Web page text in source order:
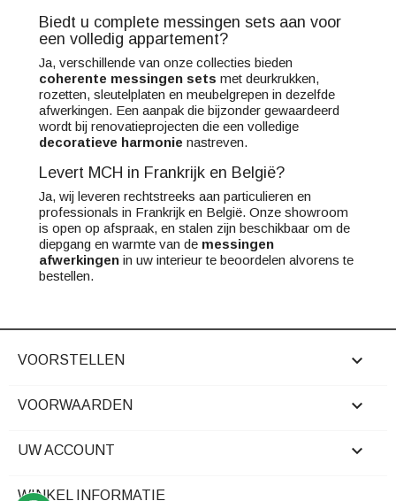
Biedt u complete messingen sets aan voor
een volledig appartement?
Ja, verschillende van onze collecties bieden
coherente messingen sets met deurkrukken,
rozetten, sleutelplaten en meubelgrepen in dezelfde
afwerkingen. Een aanpak die bijzonder gewaardeerd
wordt bij renovatieprojecten die een volledige
decoratieve harmonie nastreven.
Levert MCH in Frankrijk en België?
Ja, wij leveren rechtstreeks aan particulieren en
professionals in Frankrijk en België. Onze showroom
is open op afspraak, en stalen zijn beschikbaar om de
diepgang en warmte van de messingen
afwerkingen in uw interieur te beoordelen alvorens te
bestellen.
VOORSTELLEN 
VOORWAARDEN 
UW ACCOUNT 
WINKEL INFORMATIE